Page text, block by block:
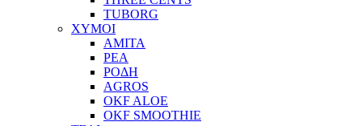
TUBORG
ΧΥΜΟΙ
ΑΜΙΤΑ
ΡΕΑ
ΡΟΔΗ
AGROS
OKF ALOE
OKF SMOOTHIE